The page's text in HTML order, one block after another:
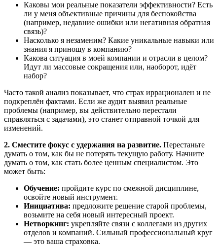
Каковы мои реальные показатели эффективности? Есть
ли у меня объективные причины для беспокойства
(например, недавние ошибки или негативная обратная
связь)?
Насколько я незаменим? Какие уникальные навыки или
знания я приношу в компанию?
Какова ситуация в моей компании и отрасли в целом?
Идут ли массовые сокращения или, наоборот, идёт
набор?
Часто такой анализ показывает, что страх иррационален и не
подкреплён фактами. Если же аудит выявил реальные
проблемы (например, вы действительно перестали
справляться с задачами), это станет отправной точкой для
изменений.
2. Сместите фокус с удержания на развитие. Перестаньте
думать о том, как бы не потерять текущую работу. Начните
думать о том, как стать более ценным специалистом. Это
может быть:
Обучение: пройдите курс по смежной дисциплине,
освойте новый инструмент.
Инициатива: предложите решение старой проблемы,
возьмите на себя новый интересный проект.
Нетворкинг: укрепляйте связи с коллегами из других
отделов и компаний. Сильный профессиональный круг
— это ваша страховка.